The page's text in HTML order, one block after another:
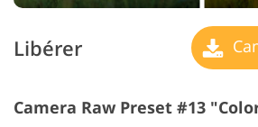
Libérer
Camera Raw Preset #13